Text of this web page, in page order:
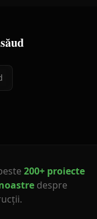
200+ proiecte
despre